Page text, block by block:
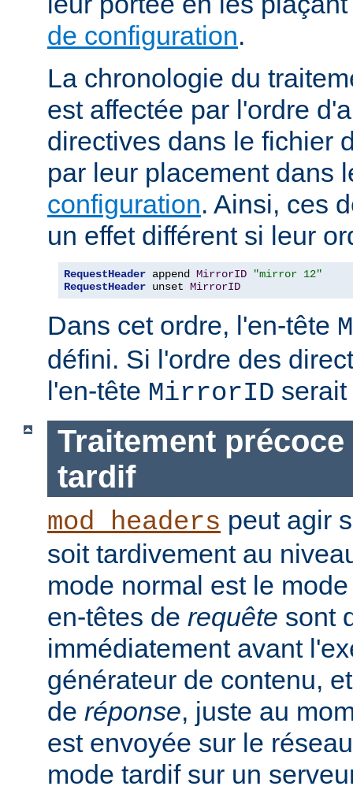
de configuration.
La chronologie du
est affectée par l'ordre
directives dans le fichier
par leur placement dans
configuration. Ainsi, ces
un effet différent si leur
RequestHeader append MirrorID
"mirror 12"
RequestHeader unset MirrorID
Dans cet ordre, l'en-tête
défini. Si l'ordre des
l'en-tête MirrorID
Traitement
tardif
mod_headers peut agir
soit tardivement au
mode normal est le
en-têtes de requête sont
immédiatement avant
générateur de contenu,
de réponse, juste au
est envoyée sur le
mode tardif sur un